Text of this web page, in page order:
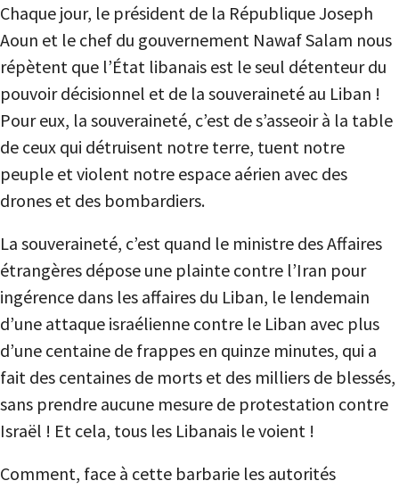
Chaque jour, le président de la République Joseph
Aoun et le chef du gouvernement Nawaf Salam nous
répètent que l’État libanais est le seul détenteur du
pouvoir décisionnel et de la souveraineté au Liban !
Pour eux, la souveraineté, c’est de s’asseoir à la table
de ceux qui détruisent notre terre, tuent notre
peuple et violent notre espace aérien avec des
drones et des bombardiers.
La souveraineté, c’est quand le ministre des Affaires
étrangères dépose une plainte contre l’Iran pour
ingérence dans les affaires du Liban, le lendemain
d’une attaque israélienne contre le Liban avec plus
d’une centaine de frappes en quinze minutes, qui a
fait des centaines de morts et des milliers de blessés,
sans prendre aucune mesure de protestation contre
Israël ! Et cela, tous les Libanais le voient !
Comment, face à cette barbarie les autorités